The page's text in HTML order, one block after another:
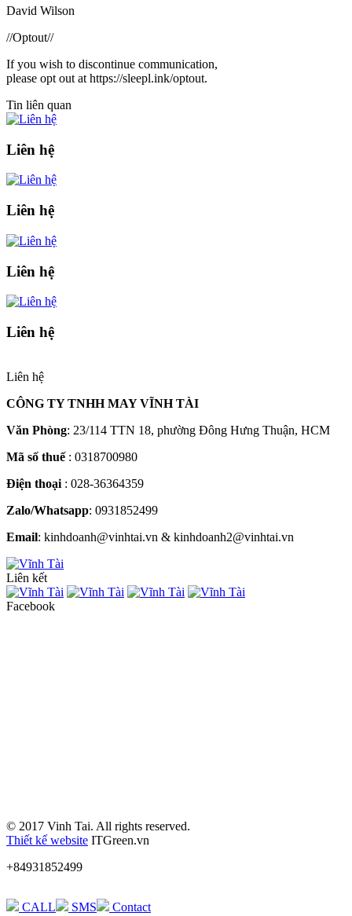
David Wilson
//Optout//
If you wish to discontinue communication,
please opt out at https://sleepl.ink/optout.
Tin liên quan
Liên hệ
Liên hệ
Liên hệ
Liên hệ
Liên hệ
CÔNG TY TNHH MAY VĨNH TÀI
Văn Phòng: 23/114 TTN 18, phường Đông Hưng Thuận, HCM
Mã số thuế : 0318700980
Điện thoại : 028-36364359
Zalo/Whatsapp: 0931852499
Email: kinhdoanh@vinhtai.vn & kinhdoanh2@vinhtai.vn
Liên kết
Facebook
© 2017 Vinh Tai. All rights reserved.
Thiết kế website ITGreen.vn
+84931852499
CALL SMS Contact